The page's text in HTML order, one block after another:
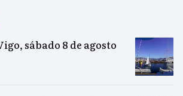
sábado 8 de agosto